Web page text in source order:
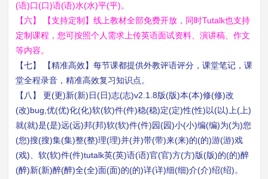
(语)口(口)语(语)水(水)平(平)。
【六】 【支持定制】线上教材全部免费开放，同时Tutalk也支持
定制课程，您可按照个人需求上传英语面试资料、演讲稿、作文
等内容。
【七】 【精准高效】每节课都提供外教评语评分，课堂笔记，课
堂全程录音，精准高效复习知识点。
【八】 更(更)新(新)日(日)志(志)v2.1.8版(版)本(本)修(修)改
(改)bug,优(优)化(化)软(软)件(件)稳(稳)定(定)性(性)以(以)上(上)
就(就)是(是)远(远)邦(邦)软(软)件(件)园(园)小(小)编(编)为(为)您
(您)搜(搜)集(集)整(整)理(理)并(并)带(带)来(来)的(的)游(游)戏
(戏)、软(软)件(件)tutalk英(英)语(语)官(官)方(方)版(版)的(的)醉
(醉)新(新)醉(醉)全(全)面(面)的(的)详(详)细(细)介(介)绍(绍)。